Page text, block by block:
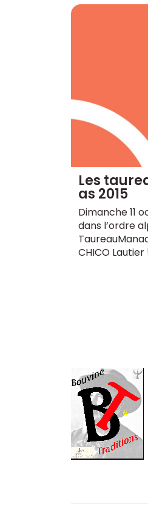
Les
as 2015
Dimanche 11
dans l’ordre
CHICO Lautier